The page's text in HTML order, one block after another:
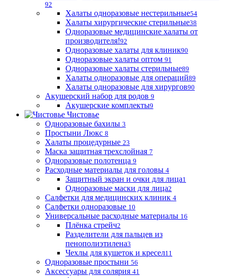
92
Халаты одноразовые нестерильные54
Халаты хирургические стерильные38
Одноразовые медицинские халаты от
производителя!92
Одноразовые халаты для клиник90
Одноразовые халаты оптом 91
Одноразовые халаты стерильные89
Халаты одноразовые для операций89
Халаты одноразовые для хирургов90
Акушерский набор для родов 9
Акушерские комплекты9
Чистовье
Одноразовые бахилы 3
Простыни Люкс 8
Халаты процедурные 23
Маска защитная трехслойная 7
Одноразовые полотенца 9
Расходные материалы для головы 4
Защитный экран и очки для лица1
Одноразовые маски для лица2
Салфетки для медицинских клиник 4
Салфетки одноразовые 10
Универсальные расходные материалы 16
Плёнка стрейч2
Разделители для пальцев из
пенополиэтилена3
Чехлы для кушеток и кресел11
Одноразовые простыни 56
Аксессуары для солярия 41